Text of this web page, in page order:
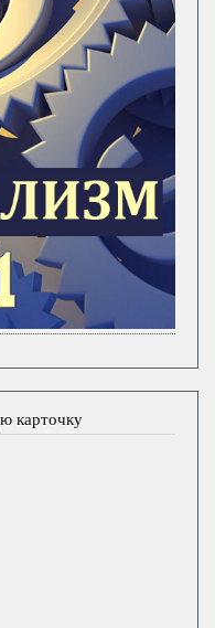
карточку